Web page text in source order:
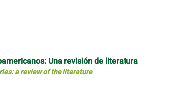
Una revisión de literatura
a review of the literature